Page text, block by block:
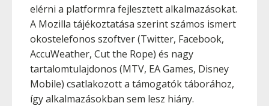
elérni a platformra fejlesztett alkalmazásokat.
A Mozilla tájékoztatása szerint számos ismert
okostelefonos szoftver (Twitter, Facebook,
AccuWeather, Cut the Rope) és nagy
tartalomtulajdonos (MTV, EA Games, Disney
Mobile) csatlakozott a támogatók táborához,
így alkalmazásokban sem lesz hiány.